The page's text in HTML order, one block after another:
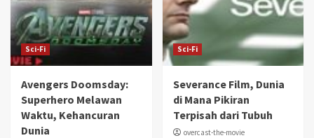
Sci-Fi
Avengers Doomsday:
Superhero Melawan
Waktu, Kehancuran
Dunia
Sci-Fi
Severance Film, Dunia
di Mana Pikiran
Terpisah dari Tubuh
overcast-the-movie